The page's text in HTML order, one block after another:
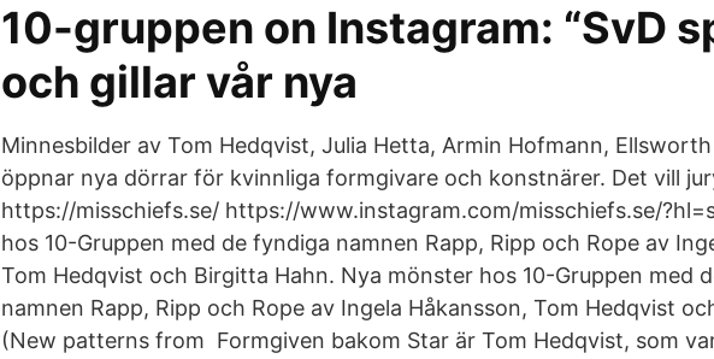
10-gruppen on Instagram: “SvD
och gillar vår nya
Minnesbilder av Tom Hedqvist, Julia Hetta, Armin Hofmann, Ellsworth
öppnar nya dörrar för kvinnliga formgivare och konstnärer. Det vill
https://misschiefs.se/ https://www.instagram.com/misschiefs.se/
hos 10-Gruppen med de fyndiga namnen Rapp, Ripp och Rope av
Tom Hedqvist och Birgitta Hahn. Nya mönster hos 10-Gruppen med
namnen Rapp, Ripp och Rope av Ingela Håkansson, Tom Hedqvist
(New patterns from Formgiven bakom Star är Tom Hedqvist, som